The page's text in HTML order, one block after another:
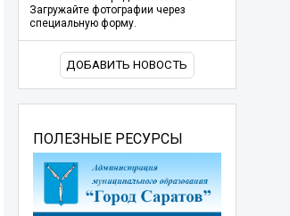
Загружайте фотографии через
специальную форму.
ДОБАВИТЬ НОВОСТЬ
ПОЛЕЗНЫЕ РЕСУРСЫ